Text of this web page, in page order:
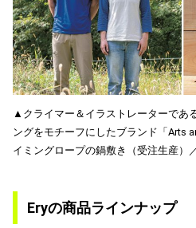
▲クライマー＆イラストレーターであ
ングをモチーフにしたブランド「Arts
イミングロープの鍋敷き（受注生産）
Eryの商品ラインナップ